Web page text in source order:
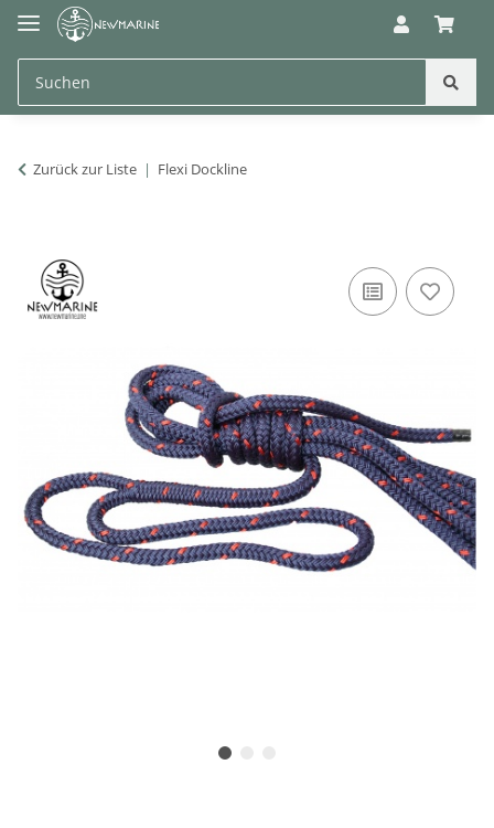
Zurück zur Liste Flexi Dockline